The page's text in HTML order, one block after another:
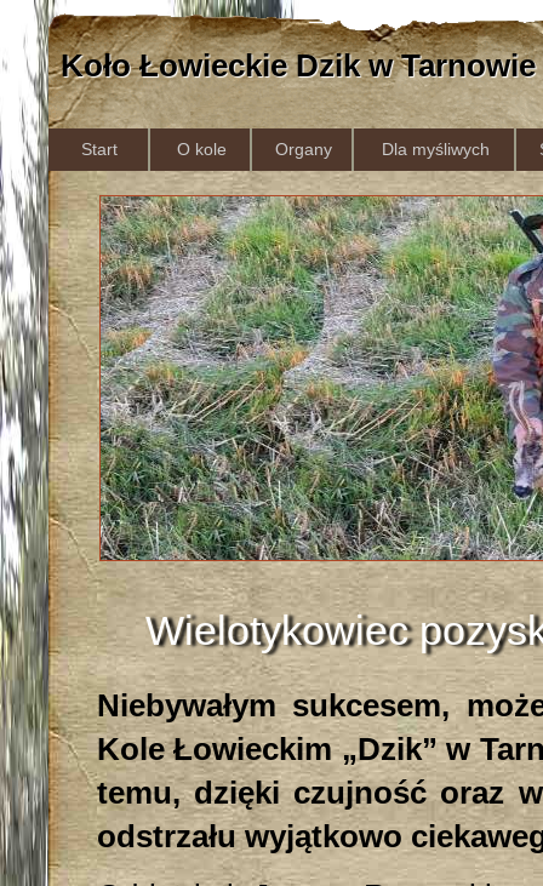
Koło Łowieckie Dzik w Tarnowie
Start O kole Organy Dla myśliwych
Wielotykowiec
Niebywałym sukcesem,
Kole Łowieckim „Dzik” w
temu, dzięki czujność oraz
odstrzału wyjątkowo